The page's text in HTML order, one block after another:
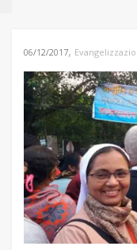
06/12/2017,